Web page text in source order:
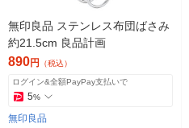
無印良品 ステンレス布団ばさみ
約21.5cm 良品計画
890円 （税込）
ログイン&全額PayPay支払いで
5%
無印良品